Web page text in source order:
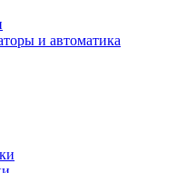
и автоматика